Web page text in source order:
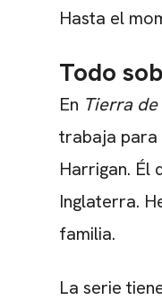
Hasta el
Todo
En Tierra
trabaja para
Harrigan. Él
Inglaterra.
familia.
La serie